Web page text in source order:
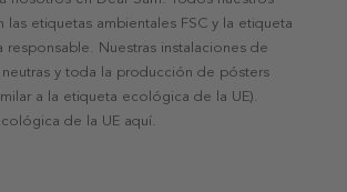
etiquetas ambientales FSC y la etiqueta
Nuestras instalaciones de
y toda la producción de pósters
a la etiqueta ecológica de la UE).
de la UE aquí.